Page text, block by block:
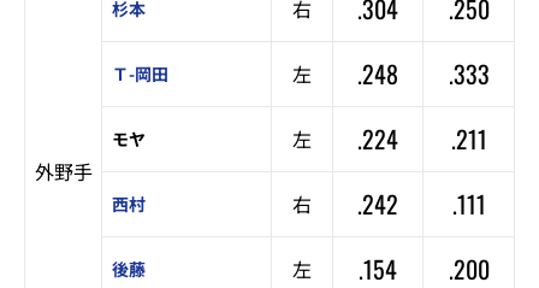
外野手
杉本 右 .304 .250
Ｔ-岡田 左 .248 .333
モヤ 左 .224 .211
西村 右 .242 .111
後藤 左 .154 .200